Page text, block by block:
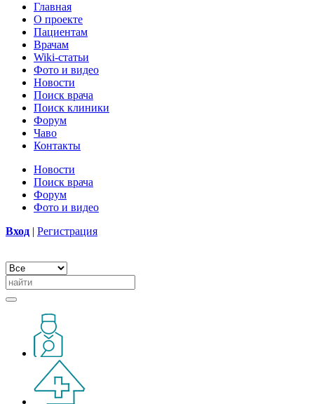
Главная
О проекте
Пациентам
Врачам
Wiki-статьи
Фото и видео
Новости
Поиск врача
Поиск клиники
Форум
Чаво
Контакты
Новости
Поиск врача
Форум
Фото и видео
Вход | Регистрация